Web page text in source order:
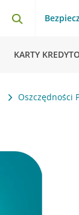
KARTY
Oszczędności